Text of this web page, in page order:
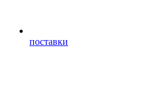
поставки